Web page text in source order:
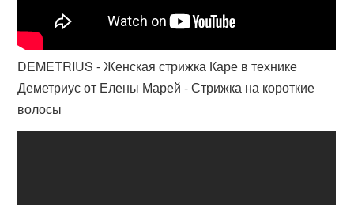
DEMETRIUS - Женская стрижка Каре в технике
Деметриус от Елены Марей - Стрижка на короткие
волосы